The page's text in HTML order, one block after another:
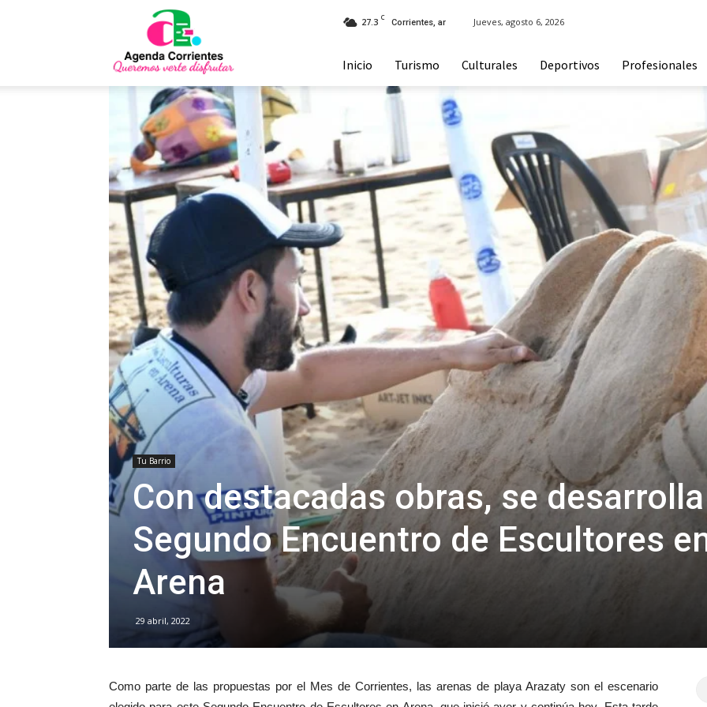
Corrientes
27.3 C
Corrientes, ar Jueves, agosto 6, 2026
Inicio Turismo Culturales Deportivos Profesionales
Tu Barrio
Con destacadas obras, se
Segundo Encuentro de Escultores
Arena
29 abril, 2022
Como parte de las propuestas por el Mes de Corrientes, las arenas de playa Arazaty son el escenario